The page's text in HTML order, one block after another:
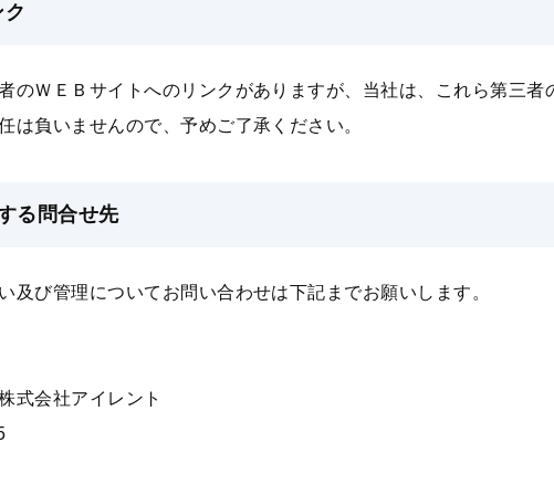
のＷＥＢサイトへのリンクがありますが、当社は、これら第三者
は負いませんので、予めご了承ください。
る問合せ先
及び管理についてお問い合わせは下記までお願いします。
式会社アイレント